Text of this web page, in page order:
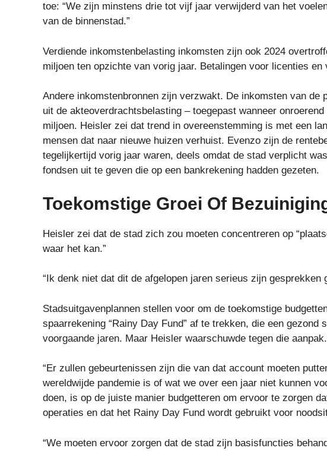
toe: “We zijn minstens drie tot vijf jaar verwijderd van het
van de binnenstad.”
Verdiende inkomstenbelasting inkomsten zijn ook 2024
miljoen ten opzichte van vorig jaar. Betalingen voor licenties en
Andere inkomstenbronnen zijn verzwakt. De inkomsten van de
uit de akteoverdrachtsbelasting – toegepast wanneer
miljoen. Heisler zei dat trend in overeenstemming is met een
mensen dat naar nieuwe huizen verhuist. Evenzo zijn de
tegelijkertijd vorig jaar waren, deels omdat de stad verplicht
fondsen uit te geven die op een bankrekening hadden gezeten.
Toekomstige Groei Of
Heisler zei dat de stad zich zou moeten concentreren op
waar het kan.”
“Ik denk niet dat dit de afgelopen jaren serieus zijn gesprekken
Stadsuitgavenplannen stellen voor om de toekomstige
spaarrekening “Rainy Day Fund” af te trekken, die een gezond
voorgaande jaren. Maar Heisler waarschuwde tegen die aanpak.
“Er zullen gebeurtenissen zijn die van dat account moeten
wereldwijde pandemie is of wat we over een jaar niet kunnen
doen, is op de juiste manier budgetteren om ervoor te zorgen
operaties en dat het Rainy Day Fund wordt gebruikt voor
“We moeten ervoor zorgen dat de stad zijn basisfuncties